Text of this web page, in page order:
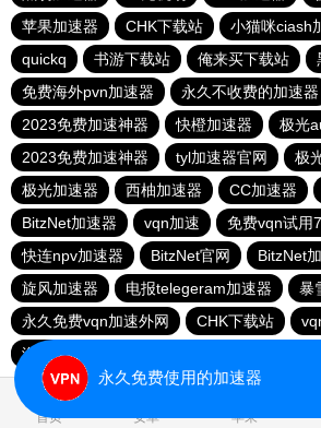
苹果加速器
CHK下载站 小猫咪ciash
quickq
书游下载站 俺来买下载站
免费海外pvn加速器
永久不收费的加速器
2023免费加速神器
快橙加速器
极光
2023免费加速神器
tyl加速器官网
极
极光加速器
西柚加速器 CC加速器
BitzNet加速器
vqn加速 免费vqn试用
快连npv加速器
BitzNet官网 BitzNet
旋风加速器
电报telegeram加速器
暴
永久免费vqn加速外网
CHK下载站
海鸥下载站
首页 安卓 苹果
永久免费使用的加速器